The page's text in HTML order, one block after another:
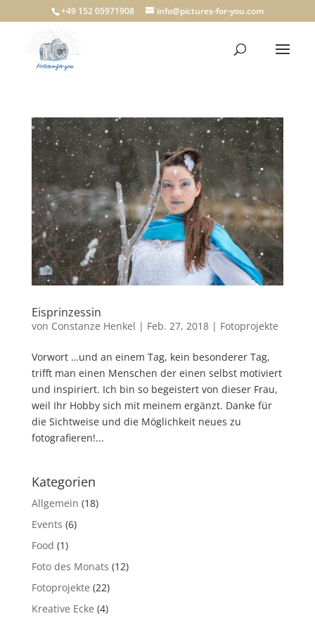
+49 152 05971908 info@pictures-for-you.com
Eisprinzessin
von Constanze Henkel | Feb. 27, 2018| Fotoprojekte
Vorwort …und an einem Tag, kein besonderer Tag,
trifft man einen Menschen der einen selbst motiviert
und inspiriert. Ich bin so begeistert von dieser Frau,
weil Ihr Hobby sich mit meinem ergänzt. Danke für
die Sichtweise und die Möglichkeit neues zu
fotografieren!...
Kategorien
Allgemein (18)
Events (6)
Food (1)
Foto des Monats (12)
Fotoprojekte (22)
Kreative Ecke (4)